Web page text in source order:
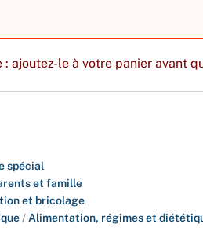
: ajoutez-le à votre panier avant
spécial
et famille
et bricolage
/ Alimentation, régimes et